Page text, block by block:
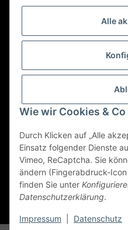
Alle
Wie wir Cookies &
Durch Klicken auf „Alle
Einsatz folgender Dienste
Vimeo, ReCaptcha. Sie
ändern (Fingerabdruck-
finden Sie unter
Datenschutzerklärung.
Impressum Datenschutz